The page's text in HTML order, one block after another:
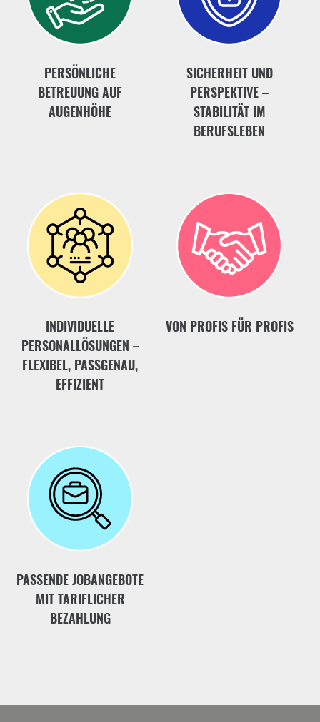
PERSÖNLICHE
BETREUUNG AUF
AUGENHÖHE
SICHERHEIT UND
PERSPEKTIVE –
STABILITÄT IM
BERUFSLEBEN
INDIVIDUELLE
PERSONALLÖSUNGEN –
FLEXIBEL, PASSGENAU,
EFFIZIENT
VON PROFIS FÜR PROFIS
PASSENDE JOBANGEBOTE
MIT TARIFLICHER
BEZAHLUNG